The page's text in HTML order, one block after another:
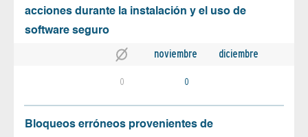
acciones durante la instalación y el uso de
software seguro
noviembre diciembre
0 0
Bloqueos erróneos provenientes de